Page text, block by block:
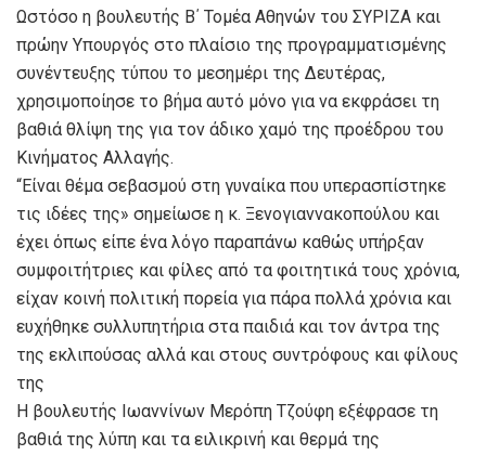
Ωστόσο η βουλευτής Β΄ Τομέα Αθηνών του ΣΥΡΙΖΑ και
πρώην Υπουργός στο πλαίσιο της προγραμματισμένης
συνέντευξης τύπου το μεσημέρι της Δευτέρας,
χρησιμοποίησε το βήμα αυτό μόνο για να εκφράσει τη
βαθιά θλίψη της για τον άδικο χαμό της προέδρου του
Κινήματος Αλλαγής.
“Είναι θέμα σεβασμού στη γυναίκα που υπερασπίστηκε
τις ιδέες της» σημείωσε η κ. Ξενογιαννακοπούλου και
έχει όπως είπε ένα λόγο παραπάνω καθώς υπήρξαν
συμφοιτήτριες και φίλες από τα φοιτητικά τους χρόνια,
είχαν κοινή πολιτική πορεία για πάρα πολλά χρόνια και
ευχήθηκε συλλυπητήρια στα παιδιά και τον άντρα της
της εκλιπούσας αλλά και στους συντρόφους και φίλους
της
Η βουλευτής Ιωαννίνων Μερόπη Τζούφη εξέφρασε τη
βαθιά της λύπη και τα ειλικρινή και θερμά της